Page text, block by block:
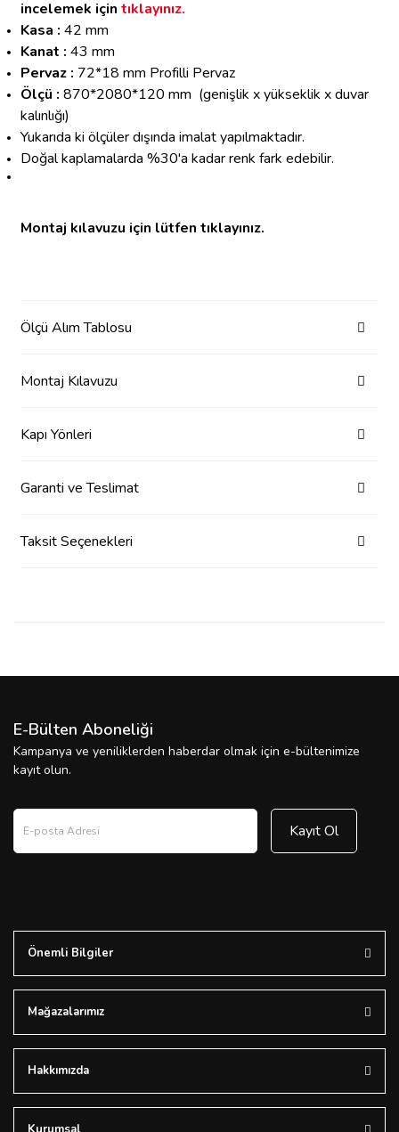
incelemek için tıklayınız.
Kasa : 42 mm
Kanat : 43 mm
Pervaz : 72*18 mm Profilli Pervaz
Ölçü : 870*2080*120 mm (genişlik x yükseklik x duvar
kalınlığı)
Yukarıda ki ölçüler dışında imalat yapılmaktadır.
Doğal kaplamalarda %30'a kadar renk fark edebilir.
Montaj kılavuzu için lütfen tıklayınız.
Ölçü Alım Tablosu
Montaj Kılavuzu
Kapı Yönleri
Garanti ve Teslimat
Taksit Seçenekleri
E-Bülten Aboneliği
Kampanya ve yeniliklerden haberdar olmak için e-bültenimize
kayıt olun.
Kayıt Ol
Önemli Bilgiler
Mağazalarımız
Hakkımızda